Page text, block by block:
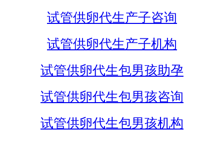
试管供卵代生产子咨询
试管供卵代生产子机构
试管供卵代生包男孩助孕
试管供卵代生包男孩咨询
试管供卵代生包男孩机构